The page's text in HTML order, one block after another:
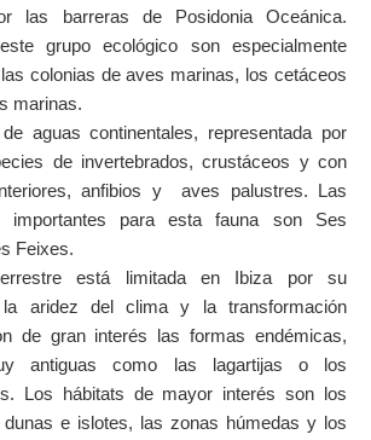
las barreras de Posidonia Oceánica.
grupo ecológico son especialmente
colonias de aves marinas, los cetáceos
marinas.
aguas continentales, representada por
de invertebrados, crustáceos y con
anfibios y aves palustres. Las
importantes para esta fauna son Ses
Feixes.
está limitada en Ibiza por su
la aridez del clima y la transformación
de gran interés las formas endémicas,
antiguas como las lagartijas o los
Los hábitats de mayor interés son los
dunas e islotes, las zonas húmedas y los